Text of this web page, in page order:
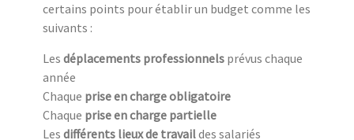
certains points pour établir un budget comme les
suivants :
Les déplacements professionnels prévus chaque
année
Chaque prise en charge obligatoire
Chaque prise en charge partielle
Les différents lieux de travaildes salariés